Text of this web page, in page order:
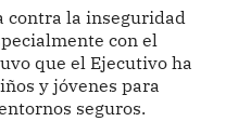
contra la inseguridad
con el
que el Ejecutivo ha
y jóvenes para
seguros.